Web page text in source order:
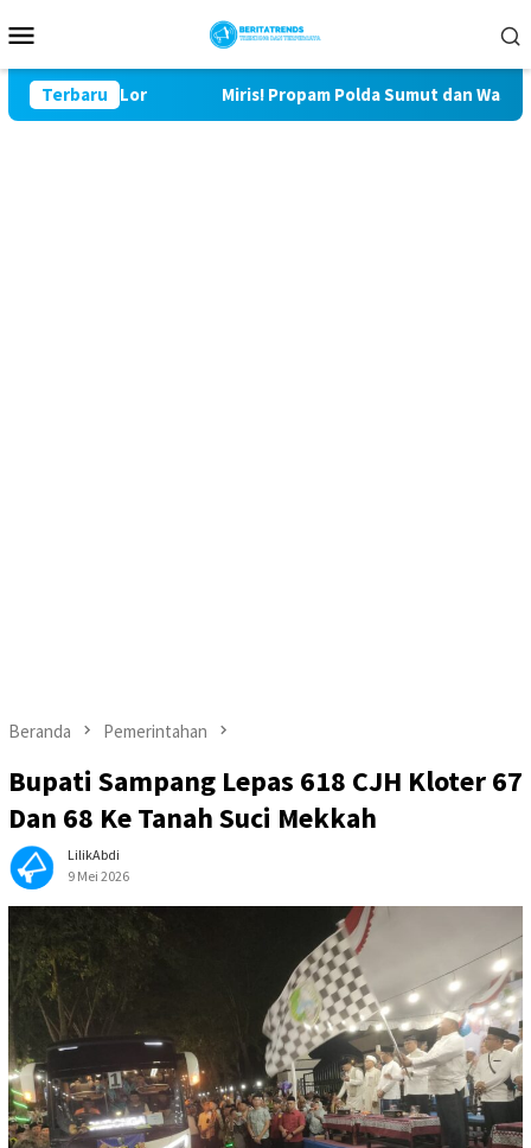
ke
Mobile
Terbaru
Bulu Lor Miris! Propam Polda Sumut dan Wasidik
Beranda Pemerintahan
Bupati Sampang Lepas 618 CJH Kloter 67
Dan 68 Ke Tanah Suci Mekkah
LilikAbdi
9 Mei 2026